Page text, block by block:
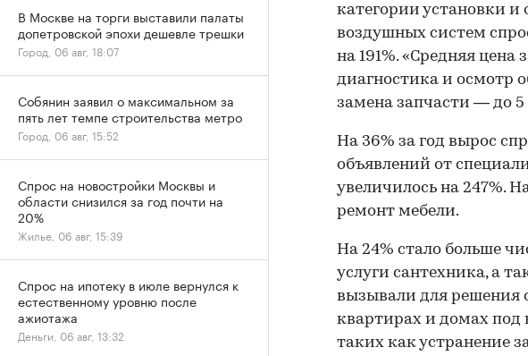
категории установки
воздушных систем
на 191%. «Средняя цена
диагностика и осмотр
замена запчасти — до 5
На 36% за год вырос
объявлений от
увеличилось на 247%.
ремонт мебели.
На 24% стало больше
услуги сантехника, а
вызывали для решения
квартирах и домах под
таких как устранение
В Москве на торги выставили палаты
допетровской эпохи дешевле трешки
Город, 06 авг, 18:07
Собянин заявил о максимальном за
пять лет темпе строительства метро
Город, 06 авг, 15:52
Спрос на новостройки Москвы и
области снизился за год почти на
20%
Жилье, 06 авг, 15:39
Спрос на ипотеку в июле вернулся к
естественному уровню после
ажиотажа
Деньги, 06 авг, 13:32